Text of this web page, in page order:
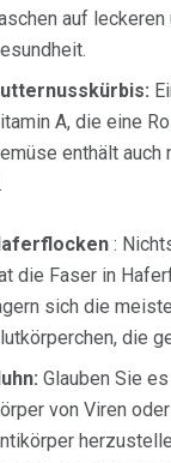
auf
A, die eine
enthält
:
die Faser in
sich die
die
Glauben Sie
von Viren